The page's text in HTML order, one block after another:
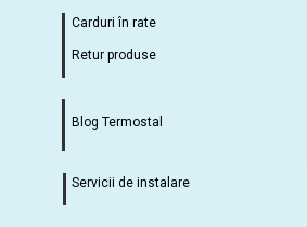
Carduri în rate
Retur produse
Blog Termostal
Servicii de instalare